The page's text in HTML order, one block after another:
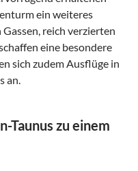
ein weiteres
reich verzierten
eine besondere
sich zudem Ausflüge in
an.
Taunus zu einem